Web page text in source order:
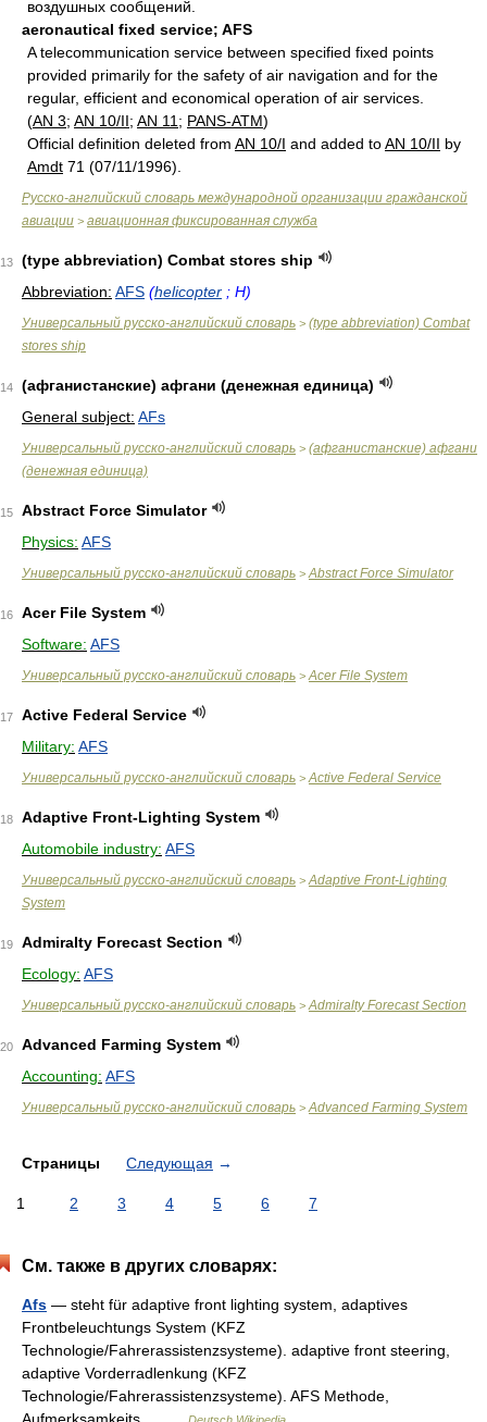
вoздушных сooбщeний.
aeronautical fixed service; AFS
A telecommunication service between specified fixed points
provided primarily for the safety of air navigation and for the
regular, efficient and economical operation of air services.
(AN 3; AN 10/II; AN 11 ; PANS-ATM)
Official definition deleted from AN 10/I and added toAN 10/II by
Amdt 71 (07/11/1996).
Русско-английский словарь международной организации гражданской
авиации > авиационная фиксированная служба
13
(type abbreviation) Combat stores ship
Abbreviation: AFS (helicopter ; H)
Универсальный русско-английский словарь > (type abbreviation) Combat
stores ship
14
(афганистанские) афгани (денежная единица)
General subject: AFs
Универсальный русско-английский словарь > (афганистанские) афгани
(денежная единица)
15
Abstract Force Simulator
Physics: AFS
Универсальный русско-английский словарь > Abstract Force Simulator
16
Acer File System
Software: AFS
Универсальный русско-английский словарь > Acer File System
17
Active Federal Service
Military: AFS
Универсальный русско-английский словарь > Active Federal Service
18
Adaptive Front-Lighting System
Automobile industry: AFS
Универсальный русско-английский словарь > Adaptive Front-Lighting
System
19
Admiralty Forecast Section
Ecology: AFS
Универсальный русско-английский словарь > Admiralty Forecast Section
20
Advanced Farming System
Accounting: AFS
Универсальный русско-английский словарь > Advanced Farming System
Страницы Следующая →
1 2 3 4 5 6 7
См. также в других словарях:
Afs — steht für adaptive front lighting system, adaptives
Frontbeleuchtungs System (KFZ
Technologie/Fahrerassistenzsysteme). adaptive front steering,
adaptive Vorderradlenkung (KFZ
Technologie/Fahrerassistenzsysteme). AFS Methode,